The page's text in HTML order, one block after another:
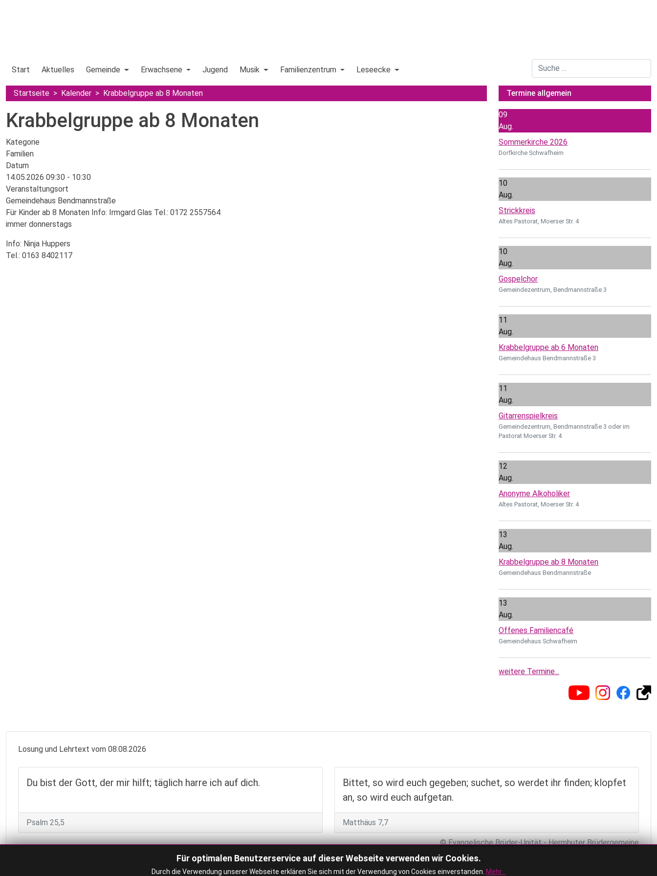
Start Aktuelles Gemeinde Erwachsene Jugend Musik Familienzentrum Leseecke
Suchen
Startseite
Kalender Krabbelgruppe ab 8 Monaten
Krabbelgruppe ab 8 Monaten
Kategorie
Familien
Datum
14.05.2026 09:30 - 10:30
Veranstaltungsort
Gemeindehaus Bendmannstraße
Für Kinder ab 8 Monaten Info: Irmgard Glas Tel.: 0172 2557564
immer donnerstags
Info: Ninja Huppers
Tel.: 0163 8402117
Termine allgemein
09
Aug.
Sommerkirche 2026
Dorfkirche Schwafheim
10
Aug.
Strickkreis
Altes Pastorat, Moerser Str. 4
10
Aug.
Gospelchor
Gemeindezentrum, Bendmannstraße 3
11
Aug.
Krabbelgruppe ab 6 Monaten
Gemeindehaus Bendmannstraße 3
11
Aug.
Gitarrenspielkreis
Gemeindezentrum, Bendmannstraße 3 oder im
Pastorat Moerser Str. 4
12
Aug.
Anonyme Alkoholiker
Altes Pastorat, Moerser Str. 4
13
Aug.
Krabbelgruppe ab 8 Monaten
Gemeindehaus Bendmannstraße
13
Aug.
Offenes Familiencafé
Gemeindehaus Schwafheim
weitere Termine...
Losung und Lehrtext vom 08.08.2026
Du bist der Gott, der mir hilft; täglich harre ich auf dich.
Psalm 25,5
Bittet, so wird euch gegeben; suchet, so werdet ihr finden; klopfet
an, so wird euch aufgetan.
Matthäus 7,7
© Evangelische Brüder-Unität - Herrnhuter Brüdergemeine
Für optimalen Benutzerservice auf dieser Webseite verwenden wir Cookies.
Durch die Verwendung unserer Webseite erklären Sie sich mit der Verwendung von Cookies einverstanden. Mehr...